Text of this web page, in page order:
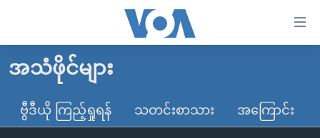
လွယ်ကူ
သည့်
မူလစာမျက်နှာ
မြန်မာ
ကမ္ဘာ့သတင်းများ
အသံဖိုင်များ
ဗွီဒီယို ကြည့်ရှုရန် သတင်းစာသား အကြောင်း